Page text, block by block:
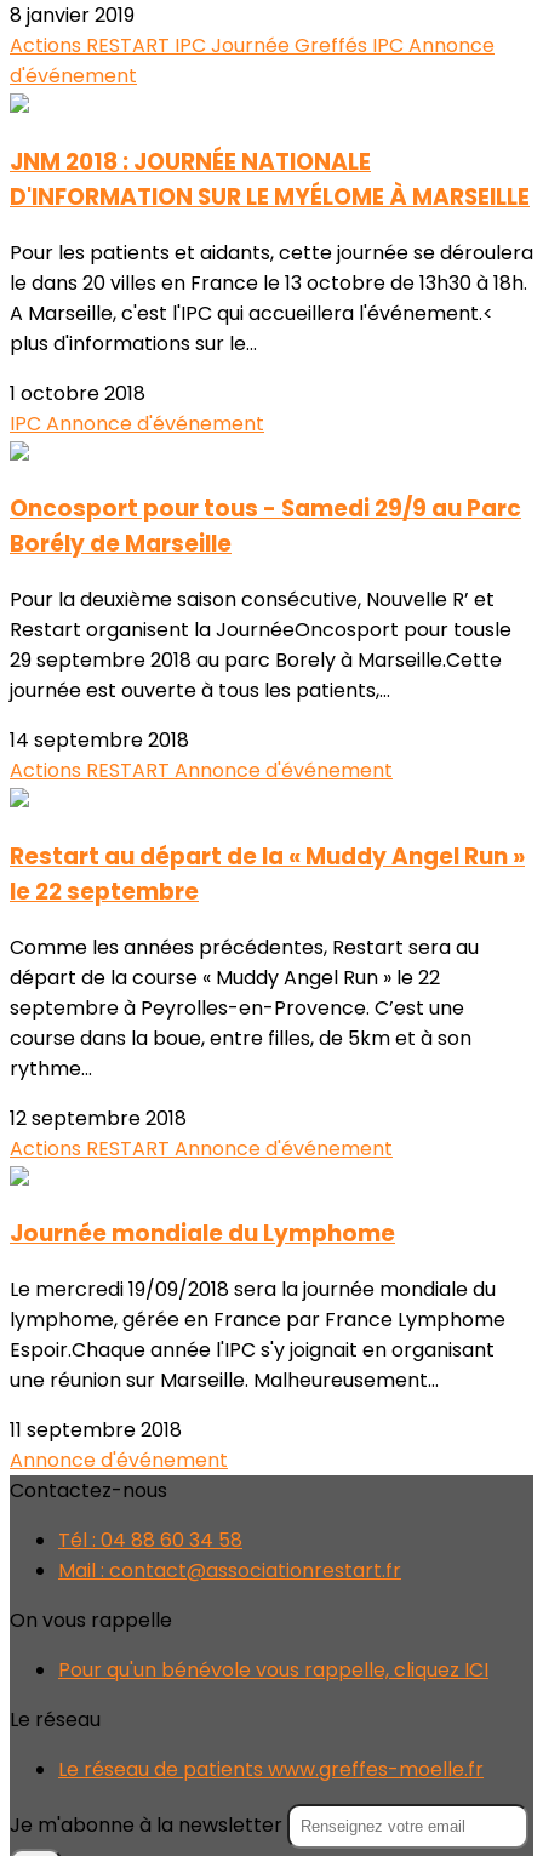
8 janvier 2019
Actions RESTART IPC Journée Greffés IPC Annonce
d'événement
JNM 2018 : JOURNÉE NATIONALE
D'INFORMATION SUR LE MYÉLOME À MARSEILLE
Pour les patients et aidants, cette journée se déroulera
le dans 20 villes en France le 13 octobre de 13h30 à 18h.
A Marseille, c'est l'IPC qui accueillera l'événement.<
plus d'informations sur le...
1 octobre 2018
IPC Annonce d'événement
Oncosport pour tous - Samedi 29/9 au Parc
Borély de Marseille
Pour la deuxième saison consécutive, Nouvelle R’ et
Restart organisent la JournéeOncosport pour tousle
29 septembre 2018 au parc Borely à Marseille.Cette
journée est ouverte à tous les patients,...
14 septembre 2018
Actions RESTART Annonce d'événement
Restart au départ de la « Muddy Angel Run »
le 22 septembre
Comme les années précédentes, Restart sera au
départ de la course « Muddy Angel Run » le 22
septembre à Peyrolles-en-Provence. C’est une
course dans la boue, entre filles, de 5km et à son
rythme...
12 septembre 2018
Actions RESTART Annonce d'événement
Journée mondiale du Lymphome
Le mercredi 19/09/2018 sera la journée mondiale du
lymphome, gérée en France par France Lymphome
Espoir.Chaque année l'IPC s'y joignait en organisant
une réunion sur Marseille. Malheureusement...
11 septembre 2018
Annonce d'événement
Contactez-nous
Tél : 04 88 60 34 58
Mail : contact@associationrestart.fr
On vous rappelle
Pour qu'un bénévole vous rappelle, cliquez ICI
Le réseau
Le réseau de patients www.greffes-moelle.fr
Je m'abonne à la newsletter